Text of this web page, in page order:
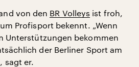
von den BR Volleys ist froh,
Profisport bekennt. „Wenn
Unterstützungen bekommen
der Berliner Sport am
sagt er.